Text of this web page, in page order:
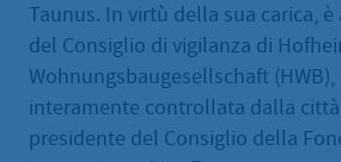
Taunus. In virtù della sua carica,
del Consiglio di vigilanza di
Wohnungsbaugesellschaft
interamente controllata dalla
presidente del Consiglio della